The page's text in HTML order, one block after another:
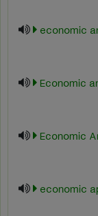
economic
Economic
Economic
economic